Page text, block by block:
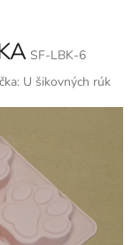
SF-LBK-6
U šikovných rúk